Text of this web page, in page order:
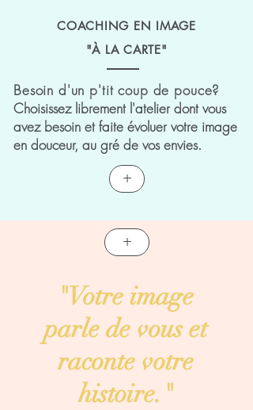
COACHING EN IMAGE
"À LA CARTE"
Besoin d'un p'tit coup de pouce?
Choisissez librement l'atelier dont vous
avez besoin et faite évoluer votre image
en douceur, au gré de vos envies.
+
+
"Votre image
parle de vous et
raconte votre
histoire."